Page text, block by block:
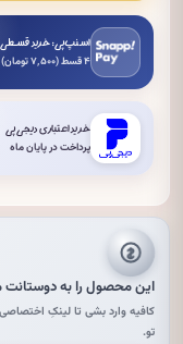
اسنپ‌پی: خرید قسطی
۴ قسط (۷٬۵۰۰ تومان)
خرید اعتباری دیجی‌پی
پرداخت در پایان ماه
این محصول را به دوستانت
کافیه وارد بشی تا لینکِ
تو.